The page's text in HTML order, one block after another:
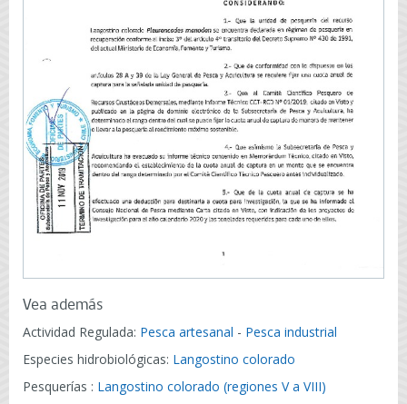
Vea además
Actividad Regulada: Pesca artesanal - Pesca industrial
Especies hidrobiológicas: Langostino colorado
Pesquerías : Langostino colorado (regiones V a VIII)